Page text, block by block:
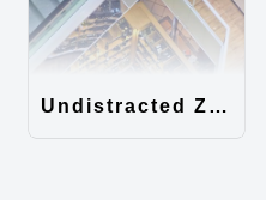
Undistracted Zen主题汉化包